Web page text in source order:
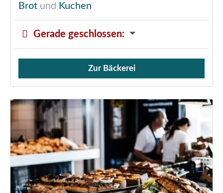
Brot und Kuchen
Gerade geschlossen:
Verkauf von Brötchen,
Zur Bäckerei